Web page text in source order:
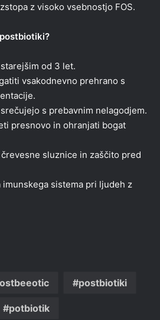
z visoko vsebnostjo FOS.
od 3 let.
vsakodnevno prehrano s
s prebavnim nelagodjem.
presnovo in ohranjati bogat
sluznice in zaščito pred
sistema pri ljudeh z
postbiotiki
potbiotik